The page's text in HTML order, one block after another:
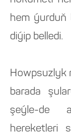
hem ýurduň
diýip belledi.
Howpsuzlyk
barada
şeýle-de
hereketleri